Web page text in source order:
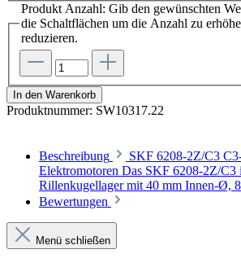
Produkt Anzahl: Gib den gewünschten
die Schaltflächen um die Anzahl zu
reduzieren.
In den Warenkorb
Produktnummer: SW10317.22
Beschreibung
SKF 6208-2Z/C3
Elektromotoren Das SKF 6208-2Z/C3
Rillenkugellager mit 40 mm Innen-Ø,
Bewertungen
Menü schließen